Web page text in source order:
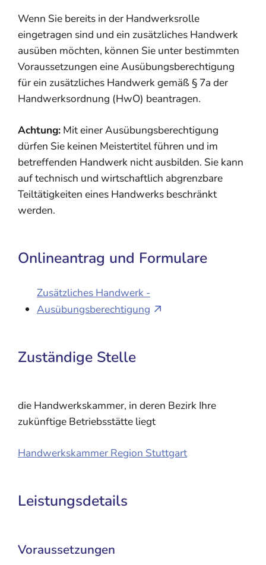
Wenn Sie bereits in der Handwerksrolle
eingetragen sind und ein zusätzliches Handwerk
ausüben möchten, können Sie unter bestimmten
Voraussetzungen eine Ausübungsberechtigung
für ein zusätzliches Handwerk gemäß § 7a der
Handwerksordnung (HwO) beantragen.
Achtung: Mit einer Ausübungsberechtigung
dürfen Sie keinen Meistertitel führen und im
betreffenden Handwerk nicht ausbilden. Sie kann
auf technisch und wirtschaftlich abgrenzbare
Teiltätigkeiten eines Handwerks beschränkt
werden.
Onlineantrag und Formulare
Zusätzliches Handwerk -
Ausübungsberechtigung
Zuständige Stelle
die Handwerkskammer, in deren Bezirk Ihre
zukünftige Betriebsstätte liegt
Handwerkskammer Region Stuttgart
Leistungsdetails
Voraussetzungen